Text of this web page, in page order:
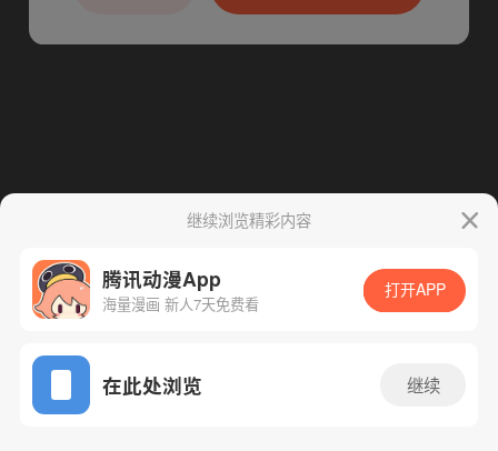
App免费看
继续浏览精彩内容
腾讯动漫App
海量漫画 新人7天免费看
打开APP
在此处浏览 继续